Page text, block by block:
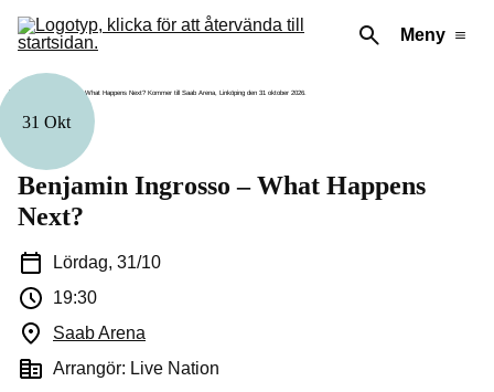
Meny
31 Okt
Benjamin Ingrosso – What Happens
Next?
Lördag, 31/10
19:30
Saab Arena
Arrangör: Live Nation